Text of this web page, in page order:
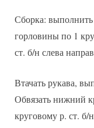
Сборка:
горловины по 1
ст. б/н слева
Втачать рукава,
Обвязать нижний
круговому р. ст. б/